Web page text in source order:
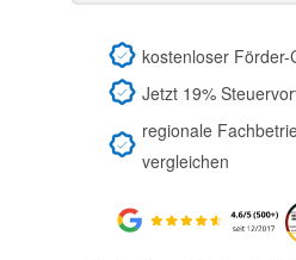
kostenloser Förder-
Jetzt 19%
regionale
vergleichen